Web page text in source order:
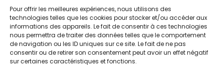
Pour offrir les meilleures expériences, nous utilisons des
technologies telles que les cookies pour stocker et/ou accéder aux
informations des appareils. Le fait de consentir à ces technologies
nous permettra de traiter des données telles que le comportement
de navigation ou les ID uniques sur ce site. Le fait de ne pas
consentir ou de retirer son consentement peut avoir un effet négatif
sur certaines caractéristiques et fonctions.
Parutions 2017
Portrait